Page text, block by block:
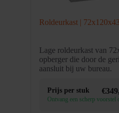
Roldeurkast |
Lage roldeurkast van
opberger die door de
aansluit bij uw bureau.
Prijs per stuk €
Ontvang een scherp voorstel